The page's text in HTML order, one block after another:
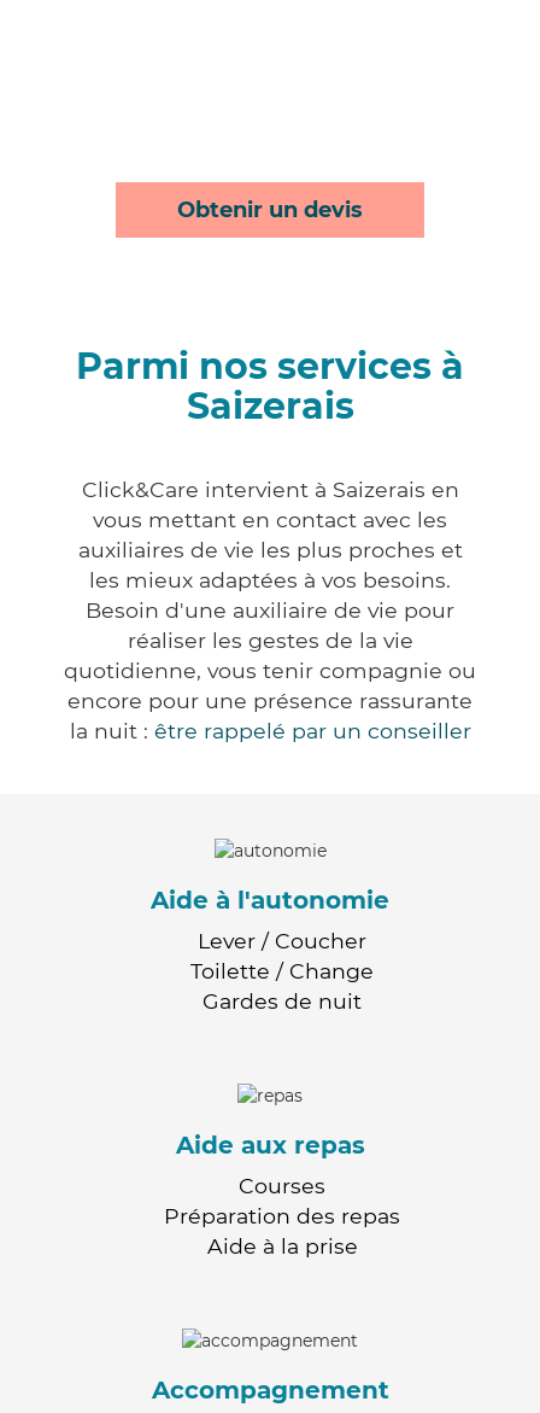
Obtenir un devis
Parmi nos services à
Saizerais
Click&Care intervient à Saizerais en
vous mettant en contact avec les
auxiliaires de vie les plus proches et
les mieux adaptées à vos besoins.
Besoin d'une auxiliaire de vie pour
réaliser les gestes de la vie
quotidienne, vous tenir compagnie ou
encore pour une présence rassurante
la nuit : être rappelé par un conseiller
Aide à l'autonomie
Lever / Coucher
Toilette / Change
Gardes de nuit
Aide aux repas
Courses
Préparation des repas
Aide à la prise
Accompagnement